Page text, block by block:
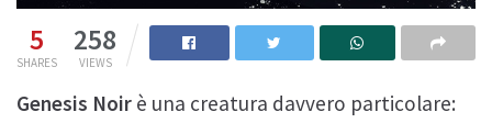
5
SHARES
258
VIEWS
Genesis Noir è una creatura davvero particolare: